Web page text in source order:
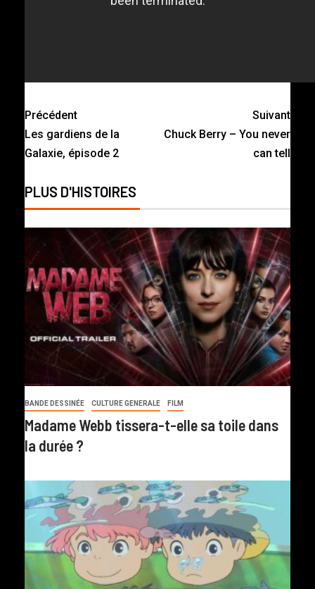
Précédent
Les gardiens de la
Galaxie, épisode 2
Suivant
Chuck Berry – You never
can tell
PLUS D'HISTOIRES
BANDE DESSINÉE CULTURE GENERALE FILM
Madame Webb tissera-t-elle sa toile dans
la durée ?